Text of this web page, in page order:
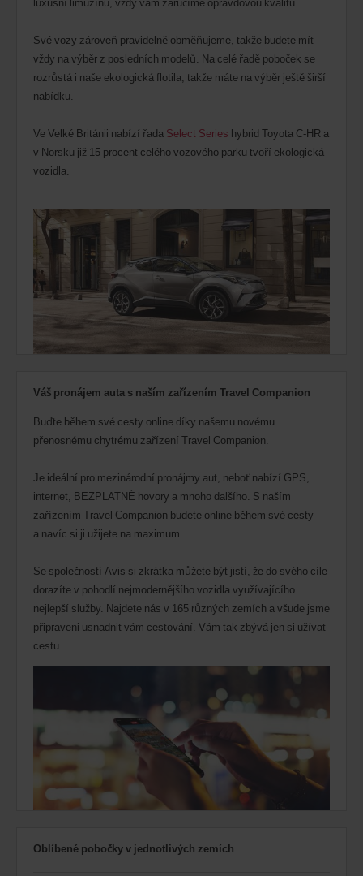
Své vozy zároveň pravidelně obměňujeme, takže budete mít
vždy na výběr z posledních modelů. Na celé řadě poboček se
rozrůstá i naše ekologická flotila, takže máte na výběr ještě širší
nabídku.
Ve Velké Británii nabízí řada Select Series hybrid Toyota C-HR a
v Norsku již 15 procent celého vozového parku tvoří ekologická
vozidla.
Váš pronájem auta s naším zařízením Travel Companion
Buďte během své cesty online díky našemu novému
přenosnému chytrému zařízení Travel Companion.
Je ideální pro mezinárodní pronájmy aut, neboť nabízí GPS,
internet, BEZPLATNÉ hovory a mnoho dalšího. S naším
zařízením Travel Companion budete online během své cesty
a navíc si ji užijete na maximum.
Se společností Avis si zkrátka můžete být jistí, že do svého cíle
dorazíte v pohodlí nejmodernějšího vozidla využívajícího
nejlepší služby. Najdete nás v 165 různých zemích a všude jsme
připraveni usnadnit vám cestování. Vám tak zbývá jen si užívat
cestu.
Oblíbené pobočky v jednotlivých zemích